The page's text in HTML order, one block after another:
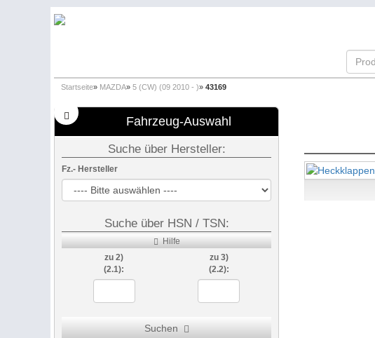
Startseite» MAZDA» 5 (CW) (09 2010 - )» 43169
Fahrzeug-Auswahl
Suche über Hersteller:
Fz.- Hersteller
Suche über HSN / TSN:
Hilfe
zu 2)
(2.1):
zu 3)
(2.2):
Suchen